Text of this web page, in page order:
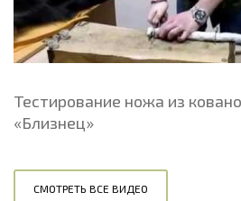
Тестирование ножа из
«Близнец»
СМОТРЕТЬ ВСЕ ВИДЕО